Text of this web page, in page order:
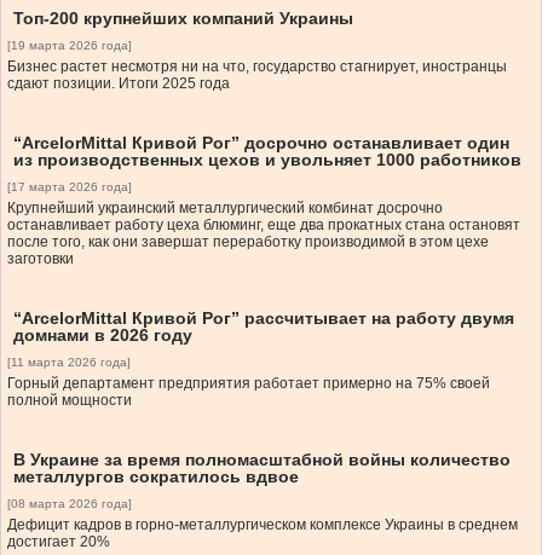
Топ-200 крупнейших компаний Украины
[19 марта 2026 года]
Бизнес растет несмотря ни на что, государство стагнирует, иностранцы
сдают позиции. Итоги 2025 года
“ArcelorMittal Кривой Рог” досрочно останавливает один
из производственных цехов и увольняет 1000 работников
[17 марта 2026 года]
Крупнейший украинский металлургический комбинат досрочно
останавливает работу цеха блюминг, еще два прокатных стана остановят
после того, как они завершат переработку производимой в этом цехе
заготовки
“ArcelorMittal Кривой Рог” рассчитывает на работу двумя
домнами в 2026 году
[11 марта 2026 года]
Горный департамент предприятия работает примерно на 75% своей
полной мощности
В Украине за время полномасштабной войны количество
металлургов сократилось вдвое
[08 марта 2026 года]
Дефицит кадров в горно-металлургическом комплексе Украины в среднем
достигает 20%